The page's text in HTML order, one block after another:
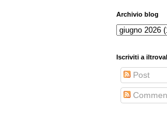
Archivio blog
Iscriviti a
Post